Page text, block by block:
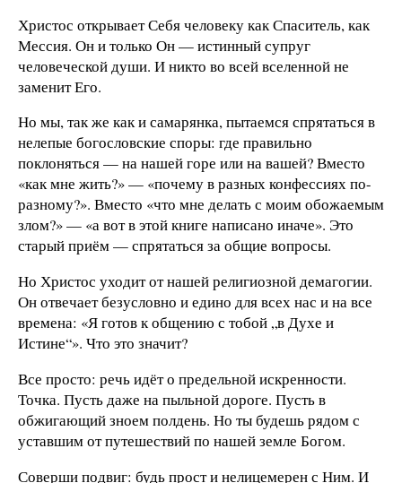
Христос открывает Себя человеку как Спаситель, как
Мессия. Он и только Он — истинный супруг
человеческой души. И никто во всей вселенной не
заменит Его.
Но мы, так же как и самарянка, пытаемся спрятаться в
нелепые богословские споры: где правильно
поклоняться — на нашей горе или на вашей? Вместо
«как мне жить?» — «почему в разных конфессиях по-
разному?». Вместо «что мне делать с моим обожаемым
злом?» — «а вот в этой книге написано иначе». Это
старый приём — спрятаться за общие вопросы.
Но Христос уходит от нашей религиозной демагогии.
Он отвечает безусловно и едино для всех нас и на все
времена: «Я готов к общению с тобой „в Духе и
Истине“». Что это значит?
Все просто: речь идёт о предельной искренности.
Точка. Пусть даже на пыльной дороге. Пусть в
обжигающий зноем полдень. Но ты будешь рядом с
уставшим от путешествий по нашей земле Богом.
Соверши подвиг: будь прост и нелицемерен с Ним. И